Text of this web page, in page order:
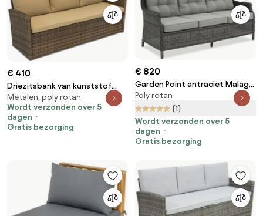
€ 410
Driezitsbank van kunststof
rotan Monaco Garden Point
bruin
Metalen, poly rotan
Wordt verzonden over 5
dagen
Gratis bezorging
€ 820
Garden Point antraciet Malaga
driezits technorattan bank
Poly rotan
(1)
Wordt verzonden over 5
dagen
Gratis bezorging